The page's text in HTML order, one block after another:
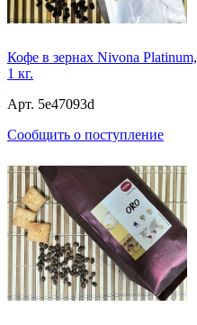
Кофе в зернах Nivona Platinum,
1 кг.
Арт. 5e47093d
Сообщить о поступление